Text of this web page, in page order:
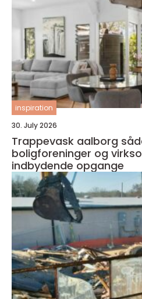
inspiration
30. July 2026
Trappevask aalborg sådan får
boligforeninger og
indbydende opgange